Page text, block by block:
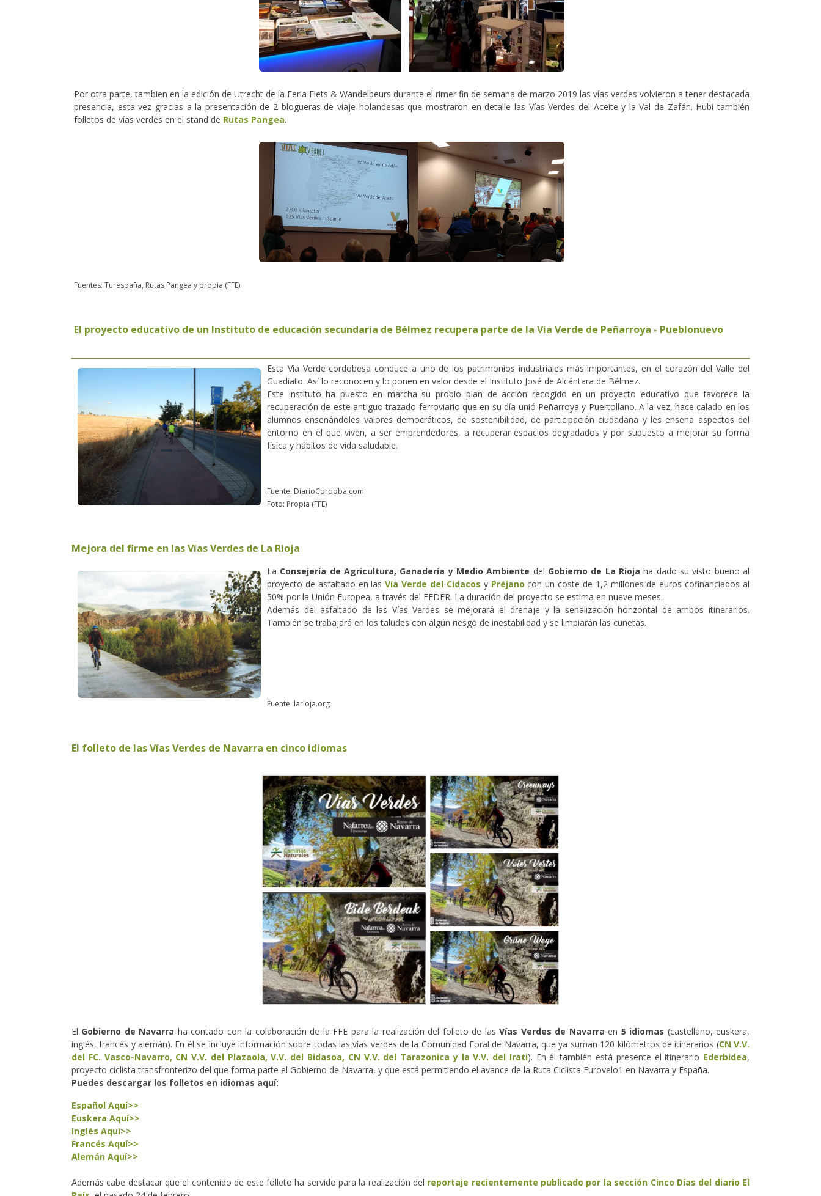
Por otra parte, tambien en la edición de Utrecht de la Feria Fiets & Wandelbeurs durante el rimer fin de semana de marzo 2019 las vías verdes volvieron a tener destacada
presencia, esta vez gracias a la presentación de 2 blogueras de viaje holandesas que mostraron en detalle las Vías Verdes del Aceite y la Val de Zafán. Hubi también
folletos de vías verdes en el stand de Rutas Pangea.
Fuentes: Turespaña, Rutas Pangea y propia (FFE)
El proyecto educativo de un Instituto de educación secundaria de Bélmez recupera parte de la Vía Verde de Peñarroya - Pueblonuevo
Esta Vía Verde cordobesa conduce a uno de los patrimonios industriales más importantes, en el corazón del Valle del
Guadiato. Así lo reconocen y lo ponen en valor desde el Instituto José de Alcántara de Bélmez.
Este instituto ha puesto en marcha su propio plan de acción recogido en un proyecto educativo que favorece la
recuperación de este antiguo trazado ferroviario que en su día unió Peñarroya y Puertollano. A la vez, hace calado en los
alumnos enseñándoles valores democráticos, de sostenibilidad, de participación ciudadana y les enseña aspectos del
entorno en el que viven, a ser emprendedores, a recuperar espacios degradados y por supuesto a mejorar su forma
física y hábitos de vida saludable.
Fuente: DiarioCordoba.com
Foto: Propia (FFE)
Mejora del firme en las Vías Verdes de La Rioja
La Consejería de Agricultura, Ganadería y Medio Ambiente del Gobierno de La Rioja ha dado su visto bueno al
proyecto de asfaltado en lasVía Verde del Cidacos y Préjano con un coste de 1,2 millones de euros cofinanciados al
50% por la Unión Europea, a través del FEDER. La duración del proyecto se estima en nueve meses.
Además del asfaltado de las Vías Verdes se mejorará el drenaje y la señalización horizontal de ambos itinerarios.
También se trabajará en los taludes con algún riesgo de inestabilidad y se limpiarán las cunetas.
Fuente: larioja.org
El folleto de las Vías Verdes de Navarra en cinco idiomas
El Gobierno de Navarra ha contado con la colaboración de la FFE para la realización del folleto de lasVías Verdes de Navarra en 5 idiomas (castellano, euskera,
inglés, francés y alemán). En él se incluye información sobre todas las vías verdes de la Comunidad Foral de Navarra, que ya suman 120 kilómetros de itinerarios (CNV.V.
del FC. Vasco-Navarro, CNV.V. del Plazaola,V.V. del Bidasoa, CN V.V. del Tarazonica y laV.V. del Irati). En él también está presente el itinerario Ederbidea,
proyecto ciclista transfronterizo del que forma parte el Gobierno de Navarra, y que está permitiendo el avance de la Ruta Ciclista Eurovelo1 en Navarra y España.
Puedes descargar los folletos en idiomas aquí:
Español Aquí>>
Euskera Aquí>>
Inglés Aquí>>
Francés Aquí>>
Alemán Aquí>>
Además cabe destacar que el contenido de este folleto ha servido para la realización del reportaje recientemente publicado por la sección Cinco Días del diario El